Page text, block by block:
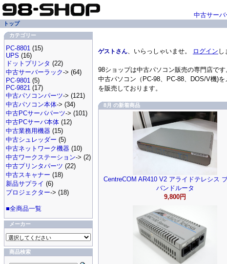
中古サー
トップ
カテゴリー
PC-8801 (15)
UPS (16)
ドットプリンタ (22)
中古サーバーラック-> (64)
PC-9801 (5)
PC-9821 (17)
中古パソコンパーツ-> (121)
中古パソコン本体-> (34)
中古PCサーバパーツ-> (101)
中古PCサーバ本体 (12)
中古業務用機器 (15)
中古シュレッダー (5)
中古ネットワーク機器 (10)
中古ワークステーション-> (2)
中古プリンタパーツ (22)
中古スキャナー (18)
新品サプライ (6)
プロジェクター-> (18)
■全商品一覧
メーカー
商品検索
ゲストさん、いらっしゃいませ。 ログイン し
98ショップは中古パソコン販売の専門店です
中古パソコン（PC-98、PC-88、DOS/V機)
を販売しております。
8月 の新着商品
CentreCOM AR410 V2 アライドテレシス
バンドルータ
9,800円